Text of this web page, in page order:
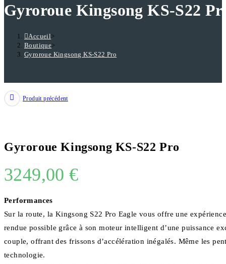
Pro
Gyroroue Kingsong KS-S22
Accueil>
Boutique>
Gyroroue Kingsong KS-S22 Pro
Produit précédent
Gyroroue Kingsong KS-S22 Pro
3249,00€
Performances
Sur la route, la Kingsong S22 Pro Eagle vous offre une
rendue possible grâce à son moteur intelligent d’une puissance
couple, offrant des frissons d’accélération inégalés. Même les
technologie.